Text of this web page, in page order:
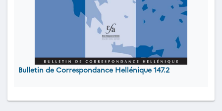
Bulletin de Correspondance Hellénique 147.2